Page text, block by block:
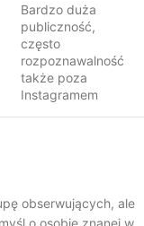
Bardzo duża
publiczność,
często
rozpoznawalność
także poza
Instagramem
obserwujących, ale
o osobie znanej w